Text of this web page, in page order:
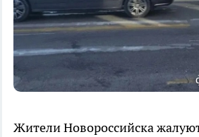
Жители Новороссийска